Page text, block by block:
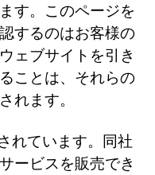
す。このページを
するのはお客様の
ェブサイトを引き
ことは、それらの
れます。
れています。同社
ービスを販売でき